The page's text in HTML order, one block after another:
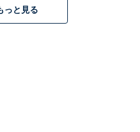
っと見る